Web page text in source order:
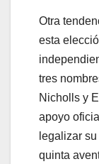
Otra
esta
tres
Nicholls y
apoyo
legalizar
quinta